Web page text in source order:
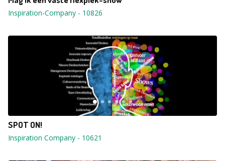
Inspiration-Company - 10826
SPOT ON!
Inspiration Company - 10621